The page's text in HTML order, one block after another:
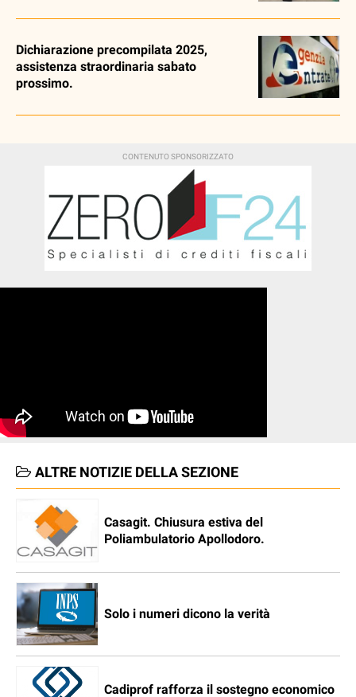
Dichiarazione precompilata 2025,
assistenza straordinaria sabato
prossimo.
ALTRE NOTIZIE DELLA SEZIONE
Casagit. Chiusura estiva del
Poliambulatorio Apollodoro.
Solo i numeri dicono la verità
Cadiprof rafforza il sostegno economico